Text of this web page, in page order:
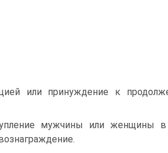
или принуждение к
мужчины или женщины в